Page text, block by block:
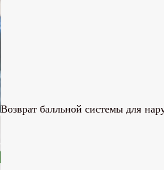
Возврат балльной системы для